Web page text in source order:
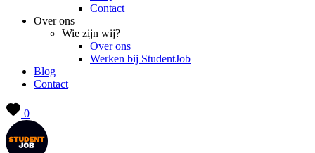
Contact
Over ons
Wie zijn wij?
Over ons
Werken bij StudentJob
Blog
Contact
0